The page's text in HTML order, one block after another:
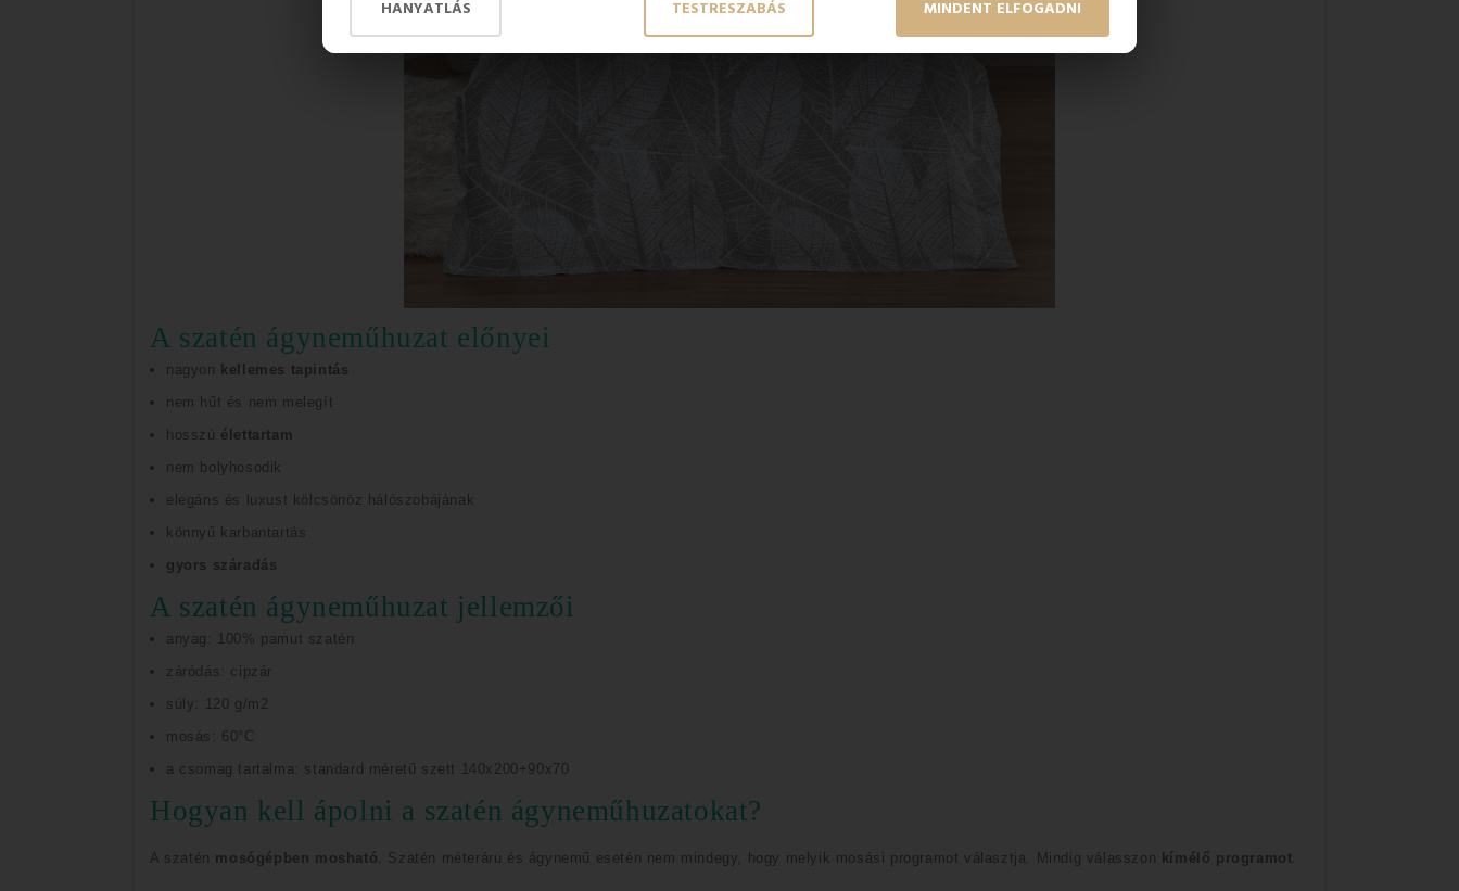
HANYATLÁS TESTRESZABÁS MINDENT ELFOGADNI
A szatén ágyneműhuzat előnyei
nagyon kellemes tapintás
nem hűt és nem melegít
hosszú élettartam
nem bolyhosodik
elegáns és luxust kölcsönöz hálószobájának
könnyű karbantartás
gyors száradás
A szatén ágyneműhuzat jellemzői
anyag: 100% pamut szatén
záródás: cipzár
súly: 120 g/m2
mosás: 60°C
a csomag tartalma: standard méretű szett 140x200+90x70
Hogyan kell ápolni a szatén ágyneműhuzatokat?
A szatén mosógépben mosható Szatén méteráru és ágynemű esetén nem mindegy, hogy melyik mosási programot választja. Mindig válasszon kímélő programot